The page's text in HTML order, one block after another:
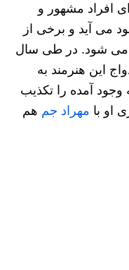
افراد مشهور و
می آید و برخی از
می شود. در طی سال
این هنرمند به
وجود آمده را تکذیب
او با مهراد جم هم